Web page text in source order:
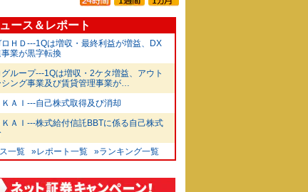
ース＆レポート
ロＨＤ---1Qは増収・最終利益が増益、DX
業が黒字転換
グループ---1Qは増収・2ケタ増益、アウト
シング事業及び賃貸管理事業が…
ＫＡＩ---自己株式取得及び消却
ＫＡＩ---株式給付信託BBTに係る自己株式
一覧
»レポート一覧 »ランキング一覧